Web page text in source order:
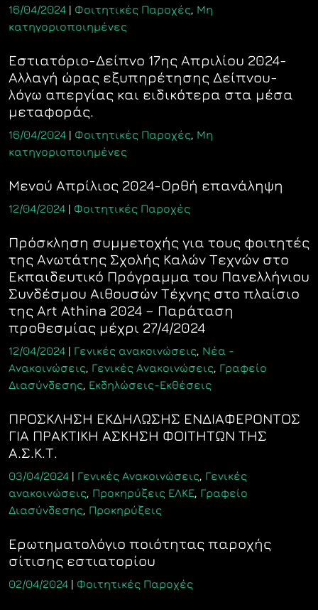
16/04/2024 | Φοιτητικές Παροχές, Μη
κατηγοριοποιημένες
Εστιατόριο-Δείπνο 17ης Απριλίου 2024-
Αλλαγή ώρας εξυπηρέτησης Δείπνου-
λόγω απεργίας και ειδικότερα στα μέσα
μεταφοράς.
16/04/2024 | Φοιτητικές Παροχές, Μη
κατηγοριοποιημένες
Μενού Απρίλιος 2024-Ορθή επανάληψη
12/04/2024 | Φοιτητικές Παροχές
Πρόσκληση συμμετοχής για τους φοιτητές
της Ανωτάτης Σχολής Καλών Τεχνών στο
Εκπαιδευτικό Πρόγραμμα του Πανελλήνιου
Συνδέσμου Αιθουσών Τέχνης στο πλαίσιο
της Art Athina 2024 – Παράταση
προθεσμίας μέχρι 27/4/2024
12/04/2024 | Γενικές ανακοινώσεις, Νέα -
Ανακοινώσεις, Γενικές Ανακοινώσεις, Γραφείο
Διασύνδεσης, Εκδηλώσεις-Εκθέσεις
ΠΡΟΣΚΛΗΣΗ ΕΚΔΗΛΩΣΗΣ ΕΝΔΙΑΦΕΡΟΝΤΟΣ
ΓΙΑ ΠΡΑΚΤΙΚΗ ΑΣΚΗΣΗ ΦΟΙΤΗΤΩΝ ΤΗΣ
Α.Σ.Κ.Τ.
03/04/2024 | Γενικές Ανακοινώσεις, Γενικές
ανακοινώσεις, Προκηρύξεις ΕΛΚΕ, Γραφείο
Διασύνδεσης, Προκηρύξεις
Ερωτηματολόγιο ποιότητας παροχής
σίτισης εστιατορίου
02/04/2024 | Φοιτητικές Παροχές